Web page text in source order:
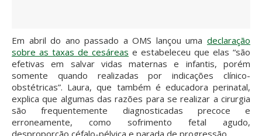
Em abril do ano passado a OMS lançou uma declaração
sobre as taxas de cesáreas e estabeleceu que elas “são
efetivas em salvar vidas maternas e infantis, porém
somente quando realizadas por indicações clínico-
obstétricas”. Laura, que também é educadora perinatal,
explica que algumas das razões para se realizar a cirurgia
são frequentemente diagnosticadas precoce e
erroneamente, como sofrimento fetal agudo,
desproporção céfalo-pélvica e parada de progressão.